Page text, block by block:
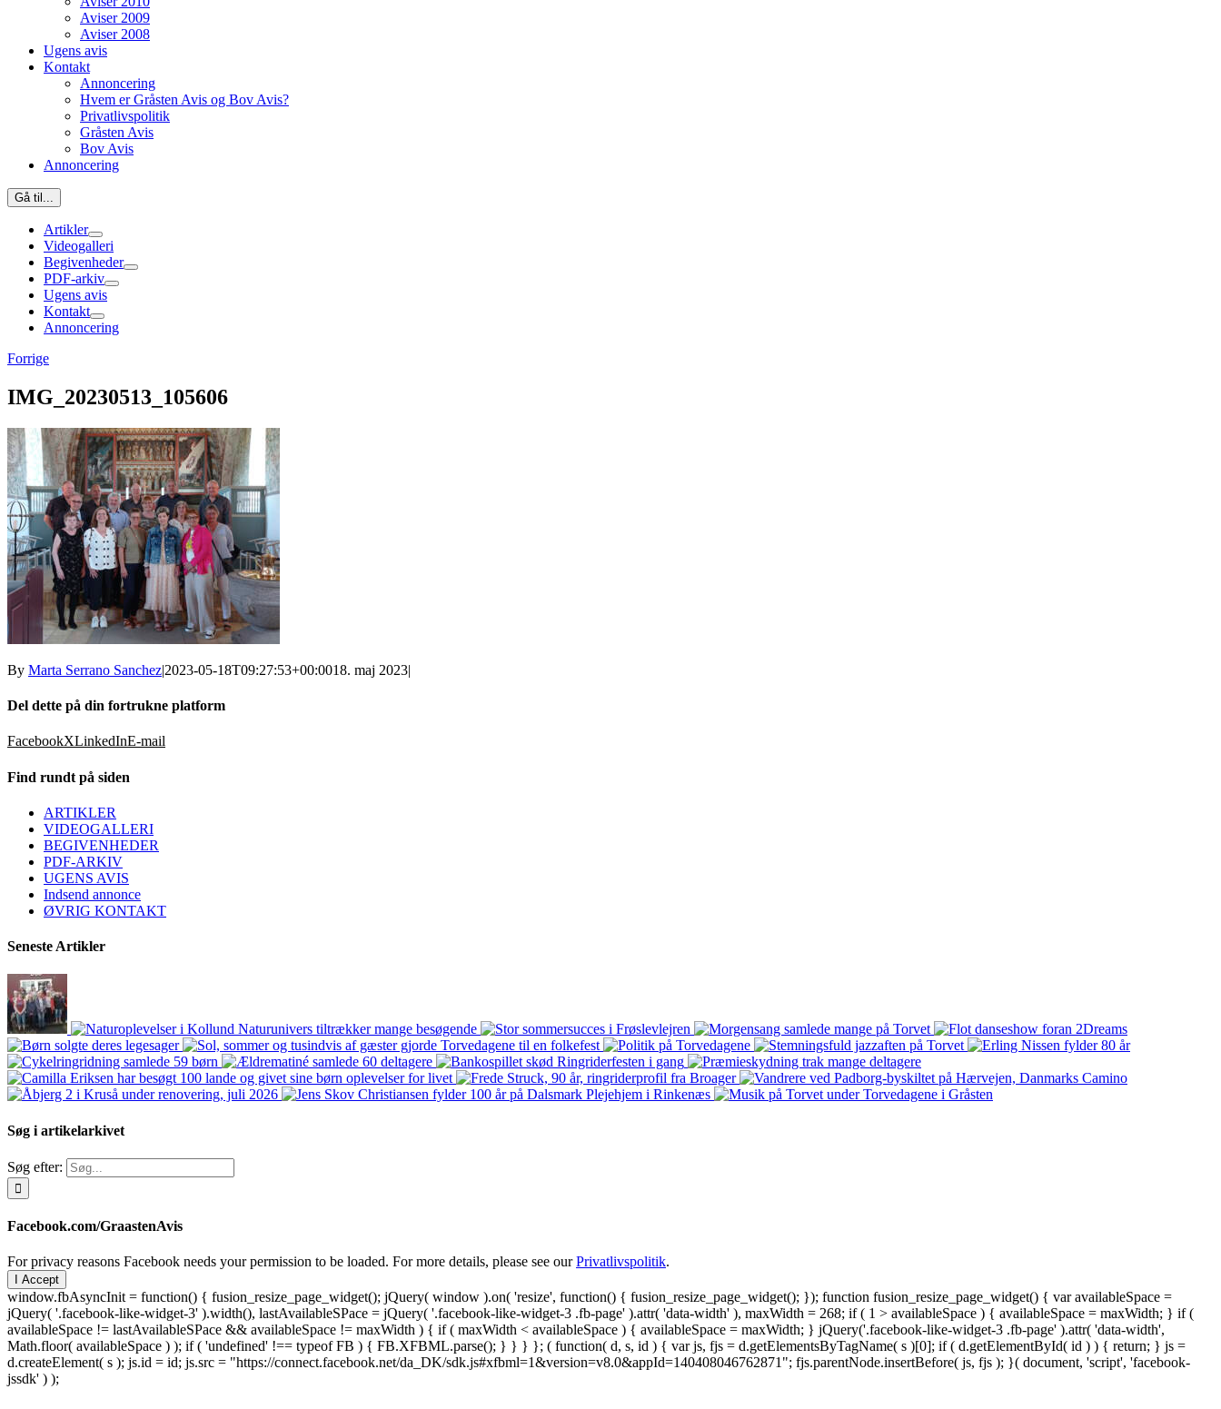
Aviser 2009
Aviser 2008
Ugens avis
Kontakt
Annoncering
Hvem er Gråsten Avis og Bov Avis?
Privatlivspolitik
Gråsten Avis
Bov Avis
Annoncering
Gå til...
Artikler
Videogalleri
Begivenheder
PDF-arkiv
Ugens avis
Kontakt
Annoncering
Forrige
IMG_20230513_105606
By Marta Serrano Sanchez|2023-05-18T09:27:53+00:0018. maj 2023|
Del dette på din fortrukne platform
FacebookXLinkedInE-mail
Find rundt på siden
ARTIKLER
VIDEOGALLERI
BEGIVENHEDER
PDF-ARKIV
UGENS AVIS
Indsend annonce
ØVRIG KONTAKT
Seneste Artikler
Søg i artikelarkivet
Søg efter:
Facebook.com/GraastenAvis
For privacy reasons Facebook needs your permission to be loaded. For more details, please see ourPrivatlivspolitik.
I Accept
window.fbAsyncInit = function() { fusion_resize_page_widget(); jQuery( window ).on( 'resize', function() { fusion_resize_page_widget(); }); function fusion_resize_page_widget() { var availableSpace =
jQuery( '.facebook-like-widget-3' ).width(), lastAvailableSPace = jQuery( '.facebook-like-widget-3 .fb-page' ).attr( 'data-width' ), maxWidth = 268; if ( 1 > availableSpace ) { availableSpace = maxWidth; } if (
availableSpace != lastAvailableSPace && availableSpace != maxWidth ) { if ( maxWidth < availableSpace ) { availableSpace = maxWidth; } jQuery('.facebook-like-widget-3 .fb-page' ).attr( 'data-width',
Math.floor( availableSpace ) ); if ( 'undefined' !== typeof FB ) { FB.XFBML.parse(); } } } }; ( function( d, s, id ) { var js, fjs = d.getElementsByTagName( s )[0]; if ( d.getElementById( id ) ) { return; } js =
d.createElement( s ); js.id = id; js.src = "https://connect.facebook.net/da_DK/sdk.js#xfbml=1&version=v8.0&appId=140408046762871"; fjs.parentNode.insertBefore( js, fjs ); }( document, 'script', 'facebook-
jssdk' ) );